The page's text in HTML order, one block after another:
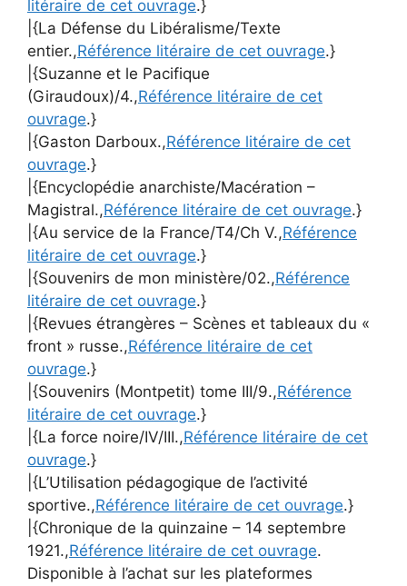
litéraire de cet ouvrage.}
|{La Défense du Libéralisme/Texte
entier.,Référence litéraire de cet ouvrage.}
|{Suzanne et le Pacifique
(Giraudoux)/4.,Référence litéraire de cet
ouvrage.}
|{Gaston Darboux.,Référence litéraire de cet
ouvrage.}
|{Encyclopédie anarchiste/Macération –
Magistral.,Référence litéraire de cet ouvrage.}
|{Au service de la France/T4/Ch V.,Référence
litéraire de cet ouvrage.}
|{Souvenirs de mon ministère/02.,Référence
litéraire de cet ouvrage.}
|{Revues étrangères – Scènes et tableaux du «
front » russe.,Référence litéraire de cet
ouvrage.}
|{Souvenirs (Montpetit) tome III/9.,Référence
litéraire de cet ouvrage.}
|{La force noire/IV/III.,Référence litéraire de cet
ouvrage.}
|{L’Utilisation pédagogique de l’activité
sportive.,Référence litéraire de cet ouvrage.}
|{Chronique de la quinzaine – 14 septembre
1921.,Référence litéraire de cet ouvrage.
Disponible à l’achat sur les plateformes